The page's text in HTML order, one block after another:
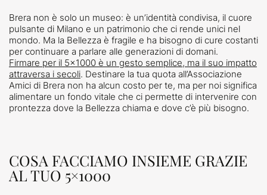
Brera non è solo un museo: è un’identità condivisa, il cuore
pulsante di Milano e un patrimonio che ci rende unici nel
mondo. Ma la Bellezza è fragile e ha bisogno di cure costanti
per continuare a parlare alle generazioni di domani.
Firmare per il 5×1000 è un gesto semplice, ma il suo impatto
attraversa i secoli. Destinare la tua quota all’Associazione
Amici di Brera non ha alcun costo per te, ma per noi significa
alimentare un fondo vitale che ci permette di intervenire con
prontezza dove la Bellezza chiama e dove c’è più bisogno.
COSA FACCIAMO INSIEME GRAZIE
AL TUO 5×1000